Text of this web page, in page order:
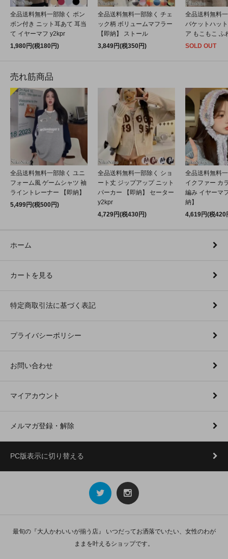
全品送料無料一部除く ボン
ボン付き ニット耳あて 耳当
て イヤーマフ y2kpr
1,980円(税180円)
全品送料無料一部除く チェ
ック柄 ボリュームマフラー
【即納】 ストール
3,849円(税350円)
全品送料無料
バケットハッ
ア もこもこ ふ
SOLD OUT
売れ筋商品
全品送料無料一部除く ユニ
フォーム風 ゲームシャツ 袖
ライントレーナー 【即納】
5,499円(税500円)
全品送料無料一部除く ショ
ート丈 ジップアップ ニット
パーカー 【即納】 セーター
y2kpr
4,729円(税430円)
全品送料無料
イクファー カ
編み イヤーマ
納】
4,619円(税420
ホーム
カートを見る
特定商取引法に基づく表記
プライバシーポリシー
お問い合わせ
マイアカウント
メルマガ登録・解除
PC版表示に切り替える
最旬の『大人かわいいが揃う店』 いつだってお洒落でいたい、女性のわが
ままを叶えるショップです。